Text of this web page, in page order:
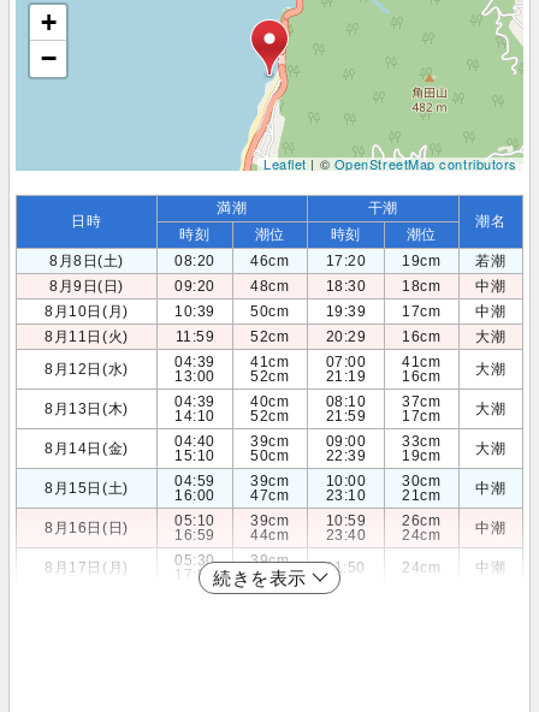
+
−
Leaflet| ©OpenStreetMap contributors
日時
満潮 干潮
潮名
時刻 潮位 時刻
潮位
8月8日(土)
08:20 46cm 17:20 19cm
若潮
8月9日(日)
09:20 48cm 18:30 18cm
中潮
8月10日(月)
10:39 50cm 19:39 17cm
中潮
8月11日(火)
11:59 52cm 20:29 16cm
大潮
8月12日(水)
04:39
13:00
41cm
52cm
07:00
21:19
41cm
16cm
大潮
8月13日(木)
04:39
14:10
40cm
52cm
08:10
21:59
37cm
17cm
大潮
8月14日(金)
04:40
15:10
39cm
50cm
09:00
22:39
33cm
19cm
大潮
8月15日(土)
04:59
16:00
39cm
47cm
10:00
23:10
30cm
21cm
中潮
8月16日(日)
05:10
16:59
39cm
44cm
10:59
23:40
26cm
24cm
中潮
8月17日(月)
05:30
17:59
39cm
40cm
11:50 24cm 中潮
続きを表示